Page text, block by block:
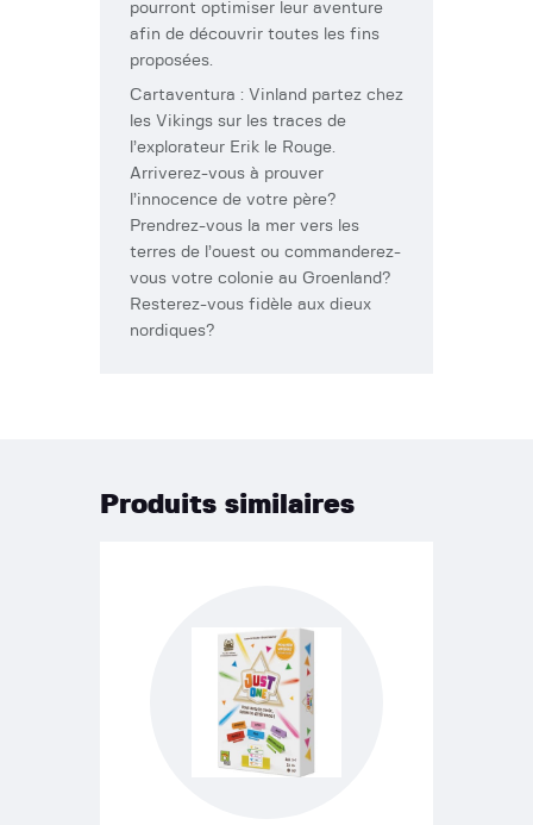
pourront optimiser leur aventure
afin de découvrir toutes les fins
proposées.
Cartaventura : Vinland partez chez
les Vikings sur les traces de
l’explorateur Erik le Rouge.
Arriverez-vous à prouver
l’innocence de votre père?
Prendrez-vous la mer vers les
terres de l’ouest ou commanderez-
vous votre colonie au Groenland?
Resterez-vous fidèle aux dieux
nordiques?
Produits similaires